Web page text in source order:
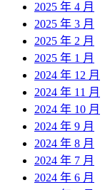
2025 年 4 月
2025 年 3 月
2025 年 2 月
2025 年 1 月
2024 年 12 月
2024 年 11 月
2024 年 10 月
2024 年 9 月
2024 年 8 月
2024 年 7 月
2024 年 6 月